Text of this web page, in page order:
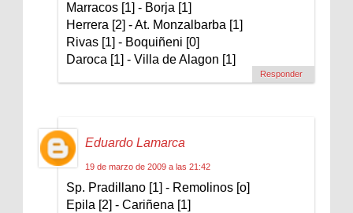
Marracos [1] - Borja [1]
Herrera [2] - At. Monzalbarba [1]
Rivas [1] - Boquiñeni [0]
Daroca [1] - Villa de Alagon [1]
Responder
Eduardo Lamarca
19 de marzo de 2009 a las 21:42
Sp. Pradillano [1] - Remolinos [o]
Epila [2] - Cariñena [1]